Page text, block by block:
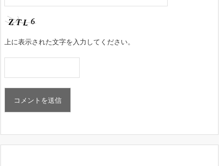
上に表示された文字を入力してください。